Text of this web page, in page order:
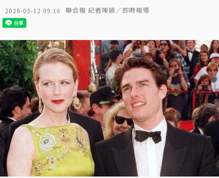
2026-05-12 09:16 聯合報 記者陳穎／即時報導